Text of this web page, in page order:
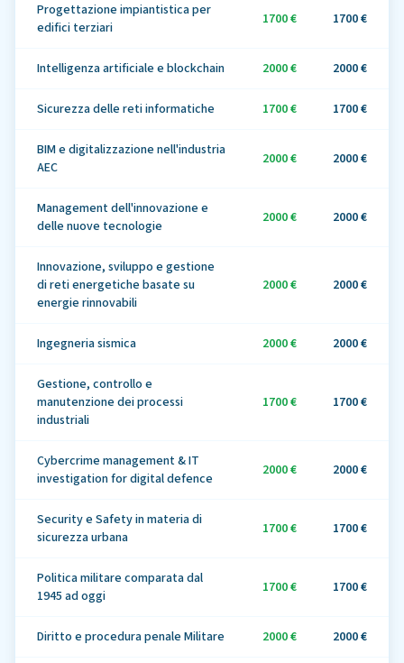
Progettazione impiantistica per
edifici terziari
1700 € 1700 €
Intelligenza artificiale e blockchain 2000 € 2000 €
Sicurezza delle reti informatiche 1700 € 1700 €
BIM e digitalizzazione nell'industria
AEC
2000 € 2000 €
Management dell'innovazione e
delle nuove tecnologie
2000 € 2000 €
Innovazione, sviluppo e gestione
di reti energetiche basate su
energie rinnovabili
2000 € 2000 €
Ingegneria sismica 2000 € 2000 €
Gestione, controllo e
manutenzione dei processi
industriali
1700 € 1700 €
Cybercrime management & IT
investigation for digital defence
2000 € 2000 €
Security e Safety in materia di
sicurezza urbana
1700 € 1700 €
Politica militare comparata dal
1945 ad oggi
1700 € 1700 €
Diritto e procedura penale Militare 2000 € 2000 €